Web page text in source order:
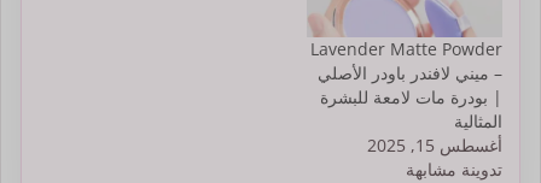
Lavender Matte Powder
– ميني لافندر باودر الأصلي
| بودرة مات لامعة للبشرة
المثالية
أغسطس 15, 2025
تدوينة مشابهة